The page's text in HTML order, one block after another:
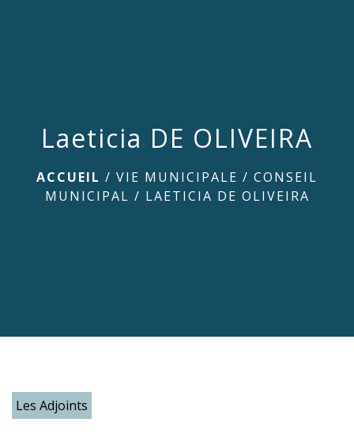
Laeticia DE OLIVEIRA
ACCUEIL / VIE MUNICIPALE / CONSEIL
MUNICIPAL / LAETICIA DE OLIVEIRA
Les Adjoints